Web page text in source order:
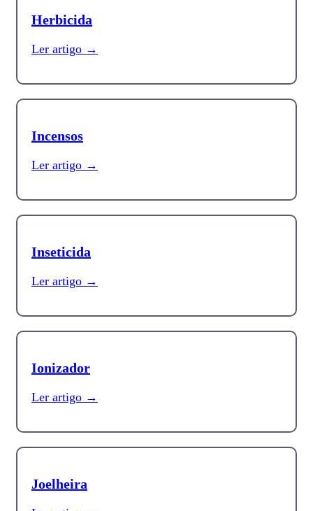
Herbicida
Ler artigo →
Incensos
Ler artigo →
Inseticida
Ler artigo →
Ionizador
Ler artigo →
Joelheira